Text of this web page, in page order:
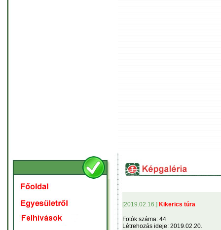
[2019.02.16.] Kikerics túra
Fotók száma: 44
Létrehozás ideje: 2019.02.20.